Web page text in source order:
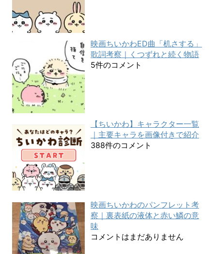
映画ちいかわED曲「机さする」
歌詞考察｜くつずれと続く物語
5件のコメント
【ちいかわ】キャラクター一覧
｜主要キャラを画像付きで紹介
388件のコメント
映画ちいかわのパンフレット考
察｜裏表紙の液体と赤い鱗の意
味
コメントはまだありません